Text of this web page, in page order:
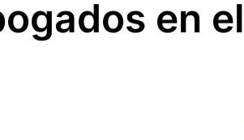
en